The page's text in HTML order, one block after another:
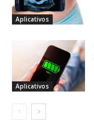
Aplicativos
Aplicativos